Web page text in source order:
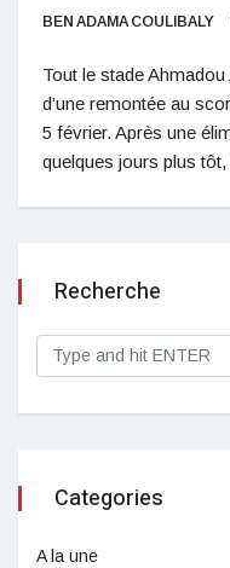
BEN ADAMA COULIBALY
Tout le stade
d’une remontée au
5 février. Après une
quelques jours plus
Recherche
Categories
A la une